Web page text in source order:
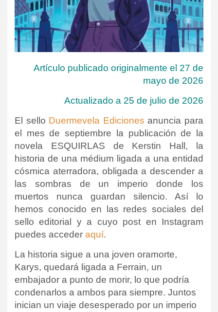
Artículo publicado originalmente el 27 de
mayo de 2026
Actualizado a 25 de julio de 2026
El sello Duermevela Ediciones anuncia para
el mes de septiembre la publicación de la
novela ESQUIRLAS de Kerstin Hall, la
historia de una médium ligada a una entidad
cósmica aterradora, obligada a descender a
las sombras de un imperio donde los
muertos nunca guardan silencio. Así lo
hemos conocido en las redes sociales del
sello editorial y a cuyo post en Instagram
puedes acceder aquí.
La historia sigue a una joven oramorte,
Karys, quedará ligada a Ferrain, un
embajador a punto de morir, lo que podría
condenarlos a ambos para siempre. Juntos
inician un viaje desesperado por un imperio